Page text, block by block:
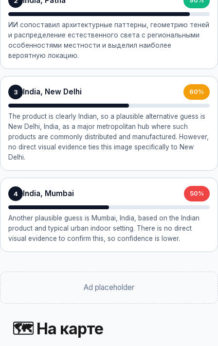
ИИ сопоставил архитектурные паттерны, геометрию теней
и распределение естественного света с региональными
особенностями местности и выделил наиболее
вероятную локацию.
3 India, New Delhi 60%
The product is clearly Indian, so a plausible alternative guess is
New Delhi, India, as a major metropolitan hub where such
products are commonly distributed and manufactured. However,
no direct visual evidence ties this image specifically to New
Delhi.
4 India, Mumbai 50%
Another plausible guess is Mumbai, India, based on the Indian
product and typical urban indoor setting. There is no direct
visual evidence to confirm this, so confidence is lower.
Ad placeholder
🗺 На карте